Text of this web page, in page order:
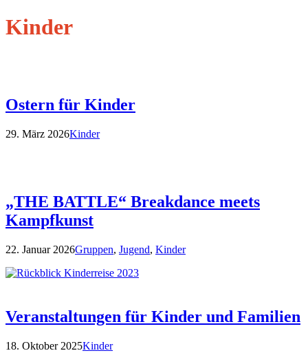
Kinder
Ostern für Kinder
29. März 2026Kinder
„THE BATTLE“ Breakdance meets
Kampfkunst
22. Januar 2026Gruppen, Jugend, Kinder
Veranstaltungen für Kinder und Familien
18. Oktober 2025Kinder